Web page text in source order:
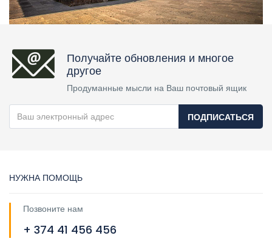
Получайте обновления и многое
другое
Продуманные мысли на Ваш почтовый ящик
ПОДПИСАТЬСЯ
НУЖНА ПОМОЩЬ
Позвоните нам
+ 374 41 456 456